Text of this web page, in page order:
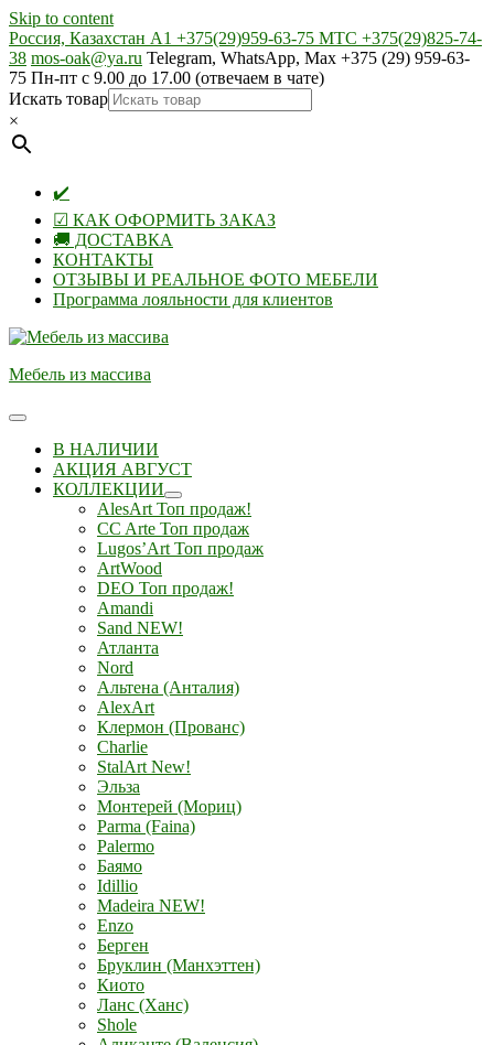
Skip to content
Россия, Казахстан А1 +375(29)959-63-75 МТС +375(29)825-74-
38 mos-oak@ya.ru Telegram, WhatsApp, Max +375 (29) 959-63-
75 Пн-пт с 9.00 до 17.00 (отвечаем в чате)
Искать товар
×
✔️
☑ КАК ОФОРМИТЬ ЗАКАЗ
🚚 ДОСТАВКА
КОНТАКТЫ
ОТЗЫВЫ И РЕАЛЬНОЕ ФОТО МЕБЕЛИ
Программа лояльности для клиентов
Мебель из массива
В НАЛИЧИИ
АКЦИЯ АВГУСТ
КОЛЛЕКЦИИ
AlesArt Топ продаж!
CC Arte Топ продаж
Lugos’Art Топ продаж
ArtWood
DEO Топ продаж!
Amandi
Sand NEW!
Атланта
Nord
Альтена (Анталия)
AlexArt
Клермон (Прованс)
Charlie
StalArt New!
Эльза
Монтерей (Мориц)
Parma (Faina)
Palermo
Баямо
Idillio
Madeira NEW!
Enzo
Берген
Бруклин (Манхэттен)
Киото
Ланс (Ханс)
Shole